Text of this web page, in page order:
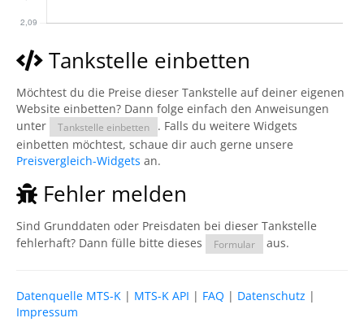
Tankstelle einbetten
Möchtest du die Preise dieser Tankstelle auf deiner eigenen
Website einbetten? Dann folge einfach den Anweisungen
unter
Tankstelle einbetten
. Falls du weitere Widgets
einbetten möchtest, schaue dir auch gerne unsere
Preisvergleich-Widgets an.
Fehler melden
Sind Grunddaten oder Preisdaten bei dieser Tankstelle
fehlerhaft? Dann fülle bitte dieses
Formular aus.
Datenquelle MTS-K | MTS-K API | FAQ | Datenschutz |
Impressum